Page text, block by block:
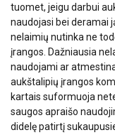
tuomet, jeigu darbui
naudojasi bei deramai
nelaimių nutinka ne
įrangos. Dažniausia
naudojami ar
aukštalipių įrangos
kartais suformuoja
saugos apraišo
didelę patirtį